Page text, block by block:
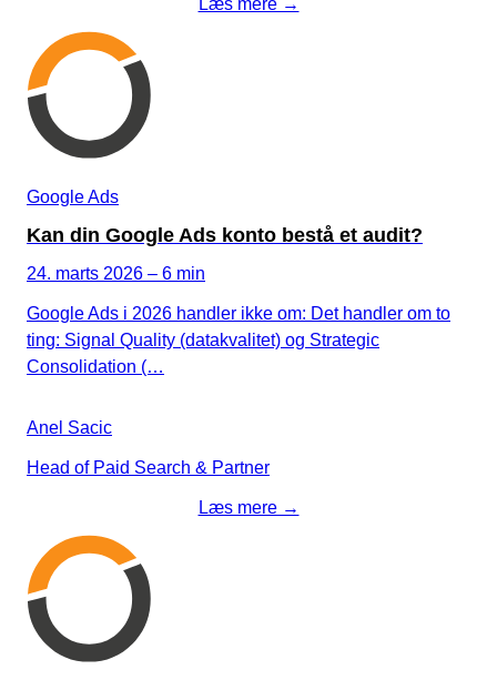
Læs mere →
Google Ads
Kan din Google Ads konto bestå et audit?
24. marts 2026 – 6 min
Google Ads i 2026 handler ikke om: Det handler om to
ting: Signal Quality (datakvalitet) og Strategic
Consolidation (…
Anel Sacic
Head of Paid Search & Partner
Læs mere →